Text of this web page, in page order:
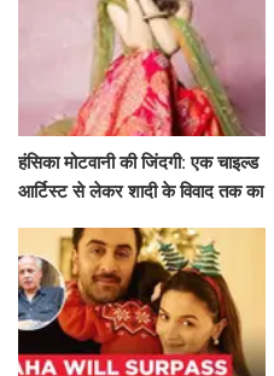
हंसिका मोटवानी की जिंदगी: एक चाइल्ड
आर्टिस्ट से लेकर शादी के विवाद तक का